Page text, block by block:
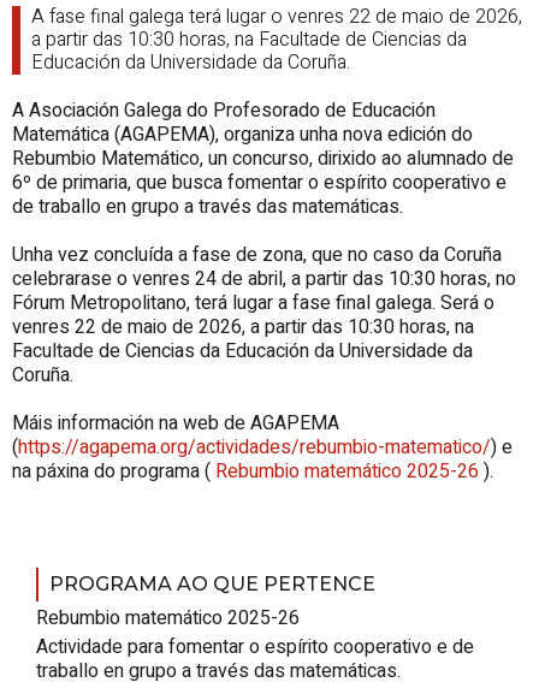
A fase final galega terá lugar o venres 22 de maio de 2026,
a partir das 10:30 horas, na Facultade de Ciencias da
Educación da Universidade da Coruña.
A Asociación Galega do Profesorado de Educación
Matemática (AGAPEMA), organiza unha nova edición do
Rebumbio Matemático, un concurso, dirixido ao alumnado de
6º de primaria, que busca fomentar o espírito cooperativo e
de traballo en grupo a través das matemáticas.
Unha vez concluída a fase de zona, que no caso da Coruña
celebrarase o venres 24 de abril, a partir das 10:30 horas, no
Fórum Metropolitano, terá lugar a fase final galega. Será o
venres 22 de maio de 2026, a partir das 10:30 horas, na
Facultade de Ciencias da Educación da Universidade da
Coruña.
Máis información na web de AGAPEMA
(https://agapema.org/actividades/rebumbio-matematico/) e
na páxina do programa ( Rebumbio matemático 2025-26 ).
PROGRAMA AO QUE PERTENCE
Rebumbio matemático 2025-26
Actividade para fomentar o espírito cooperativo e de
traballo en grupo a través das matemáticas.